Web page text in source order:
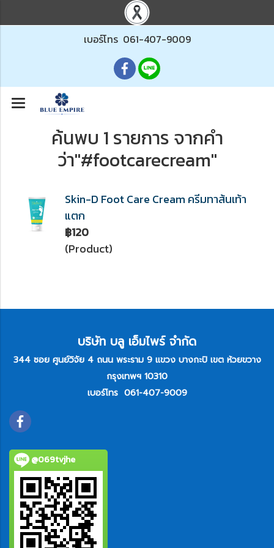
เบอร์โทร 061-407-9009
ค้นพบ 1 รายการ จากคำ
ว่า"#footcarecream"
Skin-D Foot Care Cream ครีมทาส้นเท้า
แตก
฿120
(Product)
บริษัท บลู เอ็มไพร์ จำกัด
344 ซอย ศูนย์วิจัย 4 ถนน พระราม 9 แขวง บางกะปิ เขต ห้วยขวาง
กรุงเทพฯ 10310
เบอร์โทร 061-407-9009
@069tvjhe